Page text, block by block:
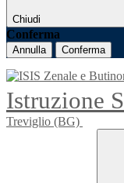
Chiudi
Conferma
Annulla Conferma
Istruzione
Treviglio (BG)